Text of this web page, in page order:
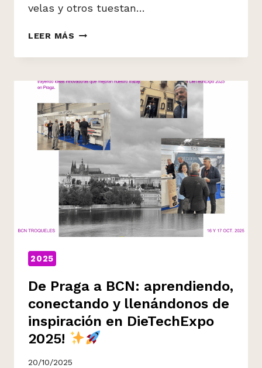
velas y otros tuestan…
LEER MÁS
NO
JUST
¡Y
PROYECTOS
QUE
NO
ASUSTAN!
2025
De Praga a BCN: aprendiendo,
conectando y llenándonos de
inspiración en DieTechExpo
2025!
20/10/2025